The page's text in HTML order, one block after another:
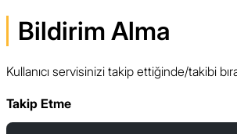
Bildirim Alma
Kullanıcı servisinizi takip ettiğinde/takibi
Takip Etme